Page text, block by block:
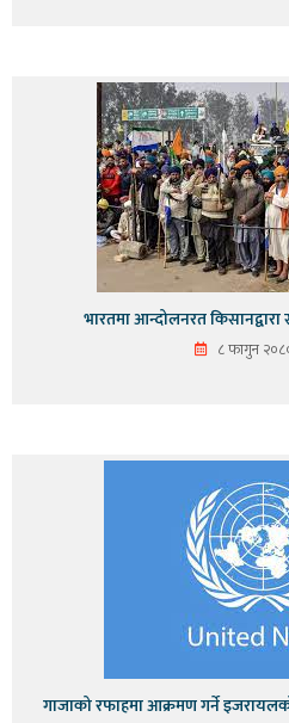
भारतमा आन्दोलनरत
८ फागुन
गाजाको रफाहमा आक्रमण गर्ने